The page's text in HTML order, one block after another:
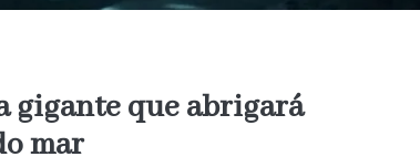
gigante que abrigará
mar